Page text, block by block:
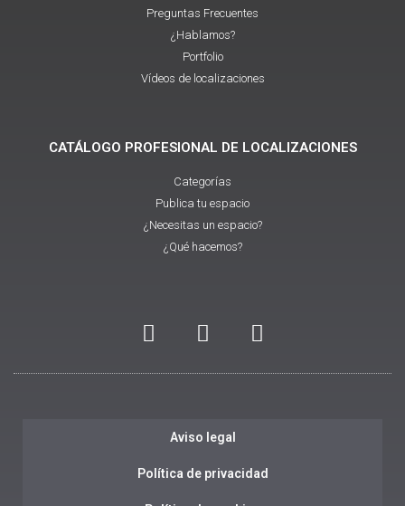
Preguntas Frecuentes
¿Hablamos?
Portfolio
Vídeos de localizaciones
CATÁLOGO PROFESIONAL DE LOCALIZACIONES
Categorías
Publica tu espacio
¿Necesitas un espacio?
¿Qué hacemos?
Aviso legal
Política de privacidad